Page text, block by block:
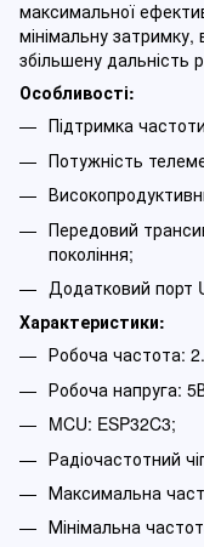
максимальної
мінімальну
збільшену дальність
Особливості:
Підтримка
Потужність
Передовий
покоління;
Додатковий порт
Характеристики:
​Робоча частота:
​Робоча напруга:
MCU: ESP32C3;
​Радіочастотний
Максимальна
​Мінімальна